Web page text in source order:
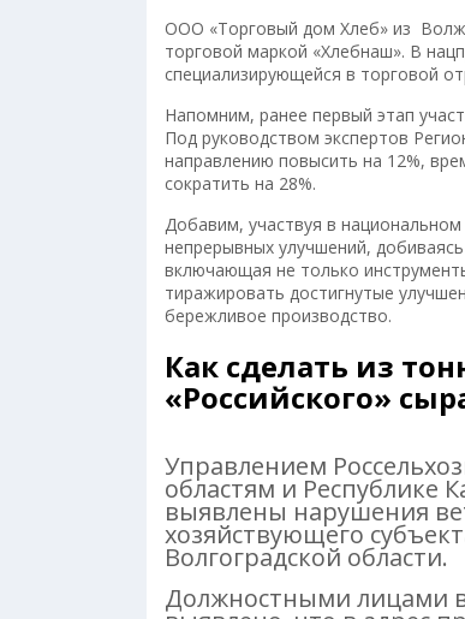
ООО «Торговый дом Хлеб» из
торговой маркой «Хлебнаш». В
специализирующейся в торговой
Напомним, ранее первый этап
Под руководством экспертов
направлению повысить на 12%,
сократить на 28%.
Добавим, участвуя в
непрерывных улучшений,
включающая не только
тиражировать достигнутые
бережливое производство.
Как сделать из
«Российского»
Управлением
областям и Республике
выявлены нарушения
хозяйствующего
Волгоградской области.
Должностными лицами